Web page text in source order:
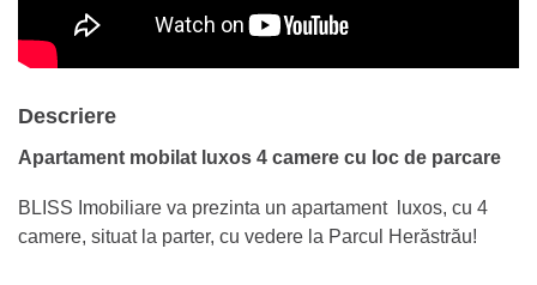
Descriere
Apartament mobilat luxos 4 camere cu loc de parcare
BLISS Imobiliare va prezinta un apartament luxos, cu 4
camere, situat la parter, cu vedere la Parcul Herăstrău!